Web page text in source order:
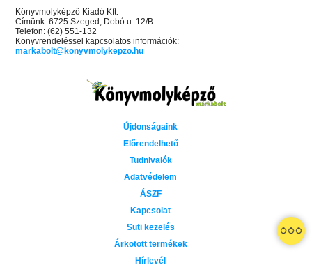
Grace and Glory - Kegyelem és
Különleges éldekorált kiadás!
Bad Girl Reputation
Könyvmolyképző Kiadó Kft.
Címünk: 6725 Szeged, Dobó u. 12/B
Telefon: (62) 551-132
Könyvrendeléssel kapcsolatos információk:
markabolt@konyvmolykepzo.hu
Újdonságaink
Előrendelhető
Tudnivalók
Adatvédelem
ÁSZF
Kapcsolat
Süti kezelés
Árkötött termékek
Hírlevél